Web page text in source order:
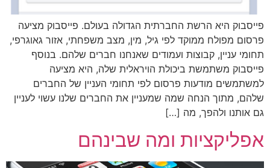
פייסבוק היא הרשת החברתית הגדולה בעולם. פייסבוק מציעה
פרסום מפולח ממוקד לפי גיל, מין, מצב משפחתי, אזור גאוגרפי,
תחומי עניין, קבוצות ועמודים שאנחנו חברים שלהם. בנוסף
פייסבוק משתמשת ביכולת הויראלית שלה, היא מציעה
למשתמשים מודעות פרסום לפי תחומי העניין של החברים
שלהם, מתוך הנחה שמה שמעניין את החברים שלנו עשוי לעניין
גם אותנו ולהפך, מה […]
אפליקציות ומה שבינהם